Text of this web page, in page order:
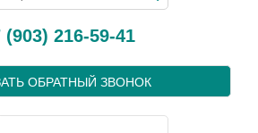
(903) 216-59-41
ОБРАТНЫЙ ЗВОНОК